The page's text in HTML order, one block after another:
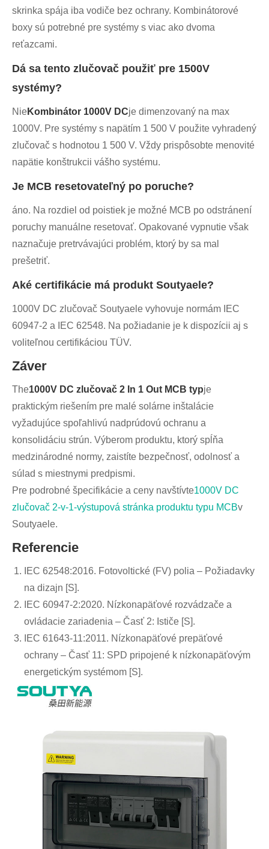
skrinka spája iba vodiče bez ochrany. Kombinátorové
boxy sú potrebné pre systémy s viac ako dvoma
reťazcami.
Dá sa tento zlučovač použiť pre 1500V
systémy?
NieKombinátor 1000V DCje dimenzovaný na max
1000V. Pre systémy s napätím 1 500 V použite vyhradený
zlučovač s hodnotou 1 500 V. Vždy prispôsobte menovité
napätie konštrukcii vášho systému.
Je MCB resetovateľný po poruche?
áno. Na rozdiel od poistiek je možné MCB po odstránení
poruchy manuálne resetovať. Opakované vypnutie však
naznačuje pretrvávajúci problém, ktorý by sa mal
prešetriť.
Aké certifikácie má produkt Soutyaele?
1000V DC zlučovač Soutyaele vyhovuje normám IEC
60947-2 a IEC 62548. Na požiadanie je k dispozícii aj s
voliteľnou certifikáciou TÜV.
Záver
The1000V DC zlučovač 2 In 1 Out MCB typje
praktickým riešením pre malé solárne inštalácie
vyžadujúce spoľahlivú nadprúdovú ochranu a
konsolidáciu strún. Výberom produktu, ktorý spĺňa
medzinárodné normy, zaistíte bezpečnosť, odolnosť a
súlad s miestnymi predpismi.
Pre podrobné špecifikácie a ceny navštívte1000V DC
zlučovač 2-v-1-výstupová stránka produktu typu MCBv
Soutyaele.
Referencie
IEC 62548:2016. Fotovoltické (FV) polia – Požiadavky
na dizajn [S].
IEC 60947-2:2020. Nízkonapäťové rozvádzače a
ovládacie zariadenia – Časť 2: Ističe [S].
IEC 61643-11:2011. Nízkonapäťové prepäťové
ochrany – Časť 11: SPD pripojené k nízkonapäťovým
energetickým systémom [S].